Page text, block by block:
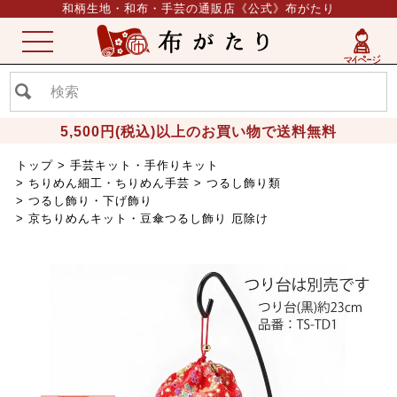
和柄生地・和布・手芸の通販店《公式》布がたり
5,500円(税込)以上のお買い物で送料無料
ME
NU
トップ
手芸キット・手作りキット
ちりめん細工・ちりめん手芸
つるし飾り類
つるし飾り・下げ飾り
京ちりめんキット・豆傘つるし飾り 厄除け